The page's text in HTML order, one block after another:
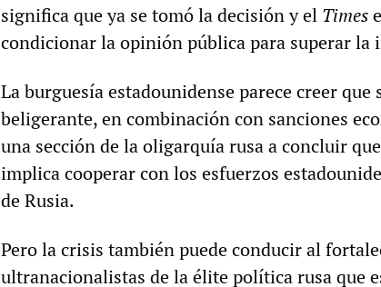
significa que ya se tomó la decisión y el Times
condicionar la opinión pública para superar la
La burguesía estadounidense parece creer que
beligerante, en combinación con sanciones
una sección de la oligarquía rusa a concluir
implica cooperar con los esfuerzos
de Rusia.
Pero la crisis también puede conducir al
ultranacionalistas de la élite política rusa que